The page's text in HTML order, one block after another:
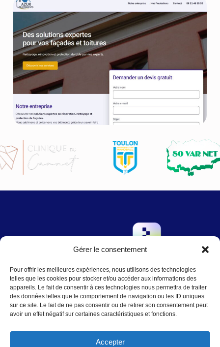
Gérer le consentement
Pour offrir les meilleures expériences, nous utilisons des technologies
telles que les cookies pour stocker et/ou accéder aux informations des
appareils. Le fait de consentir à ces technologies nous permettra de traiter
des données telles que le comportement de navigation ou les ID uniques
sur ce site. Le fait de ne pas consentir ou de retirer son consentement peut
avoir un effet négatif sur certaines caractéristiques et fonctions.
Accepter
Nous écrire→ Contact:
contact@agence-telo.fr
04 22 91 15 66